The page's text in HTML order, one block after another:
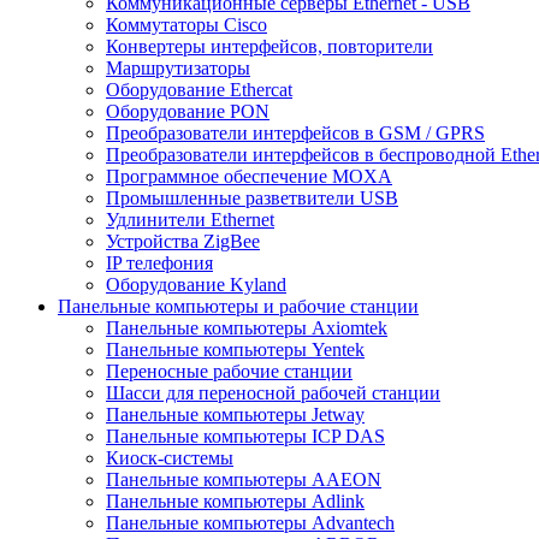
Коммутаторы Cisco
Конвертеры интерфейсов, повторители
Маршрутизаторы
Оборудование Ethercat
Оборудование PON
Преобразователи интерфейсов в GSM / GPRS
Преобразователи интерфейсов в беспроводной
Программное обеспечение MOXA
Промышленные разветвители USB
Удлинители Ethernet
Устройства ZigBee
IP телефония
Оборудование Kyland
Панельные компьютеры и рабочие станции
Панельные компьютеры Axiomtek
Панельные компьютеры Yentek
Переносные рабочие станции
Шасси для переносной рабочей станции
Панельные компьютеры Jetway
Панельные компьютеры ICP DAS
Киоск-системы
Панельные компьютеры AAEON
Панельные компьютеры Adlink
Панельные компьютеры Advantech